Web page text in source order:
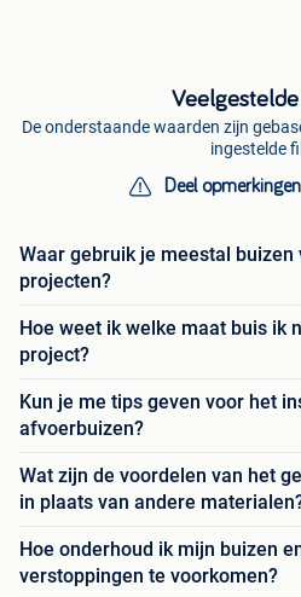
De onderstaande waarden zijn
ingestelde
Deel
Waar gebruik je meestal
projecten?
Hoe weet ik welke maat buis ik
project?
Kun je me tips geven voor het
afvoerbuizen?
Wat zijn de voordelen van het
in plaats van andere
Hoe onderhoud ik mijn buizen
verstoppingen te voorkomen?